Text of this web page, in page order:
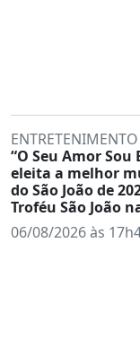
ENTRETENIMENTO
“O Seu Amor Sou
eleita a melhor
do São João de
Troféu São João
06/08/2026 às